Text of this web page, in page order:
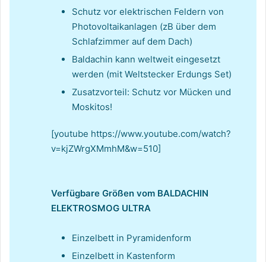
Schutz vor elektrischen Feldern von
Photovoltaikanlagen (zB über dem
Schlafzimmer auf dem Dach)
Baldachin kann weltweit eingesetzt
werden (mit Weltstecker Erdungs Set)
Zusatzvorteil: Schutz vor Mücken und
Moskitos!
[youtube https://www.youtube.com/watch?
v=kjZWrgXMmhM&w=510]
Verfügbare Größen vom BALDACHIN
ELEKTROSMOG ULTRA
Einzelbett in Pyramidenform
Einzelbett in Kastenform